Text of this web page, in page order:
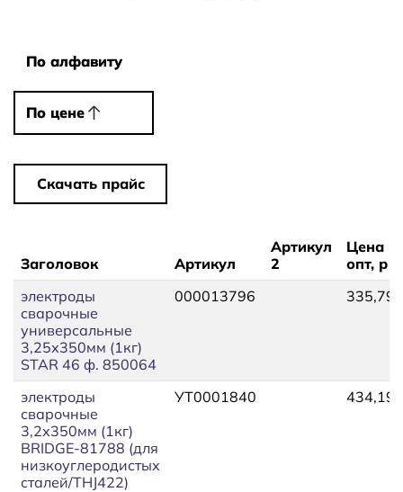
По алфавиту
По алфавиту
По цене
По цене
Скачать прайс
Заголовок Артикул
Артикул
2
Цена
опт, р
электроды
сварочные
универсальные
3,25х350мм (1кг)
STAR 46 ф. 850064
000013796 335,79
электроды
сварочные
3,2х350мм (1кг)
BRIDGE-81788 (для
низкоуглеродистых
сталей/THJ422)
УТ0001840 434,19